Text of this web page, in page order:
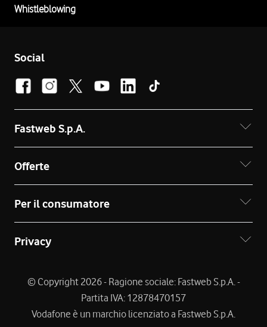
Whistleblowing
Social
Fastweb S.p.A.
Offerte
Per il consumatore
Privacy
© Copyright 2026 - Ragione sociale: Fastweb S.p.A. -
Partita IVA: 12878470157
Vodafone è un marchio licenziato a Fastweb S.p.A.